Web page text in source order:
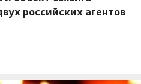
российских агентов